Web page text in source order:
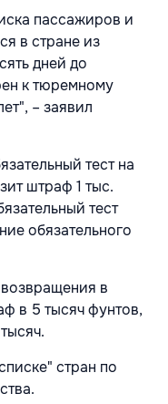
пассажиров и
в стране из
дней до
к тюремному
– заявил
тест на
штраф 1 тыс.
тест
обязательного
в
в 5 тысяч фунтов,
стран по